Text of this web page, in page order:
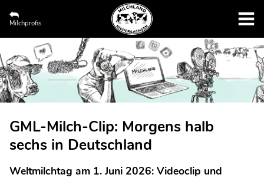
Milchprofis
GML-Milch-Clip: Morgens halb
sechs in Deutschland
Weltmilchtag am 1. Juni 2026: Videoclip und